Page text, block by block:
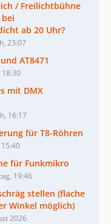
/ Freilichtbühne
ab 20 Uhr?
23:07
AT8471
mit DMX
16:17
für T8-Röhren
für Funkmikro
19:46
stellen (flache
Winkel möglich)
2026